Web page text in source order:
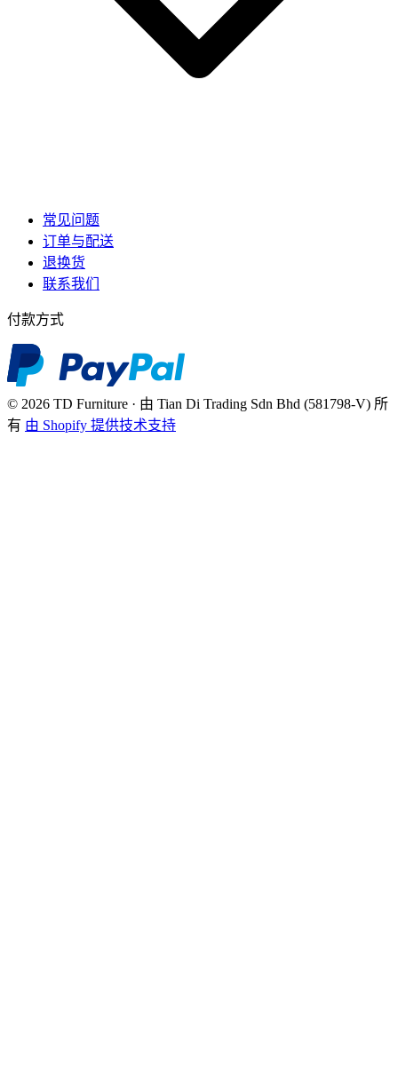
常见问题
订单与配送
退换货
联系我们
付款方式
© 2026 TD Furniture · 由 Tian Di Trading Sdn Bhd (581798-V) 所
有 由 Shopify 提供技术支持